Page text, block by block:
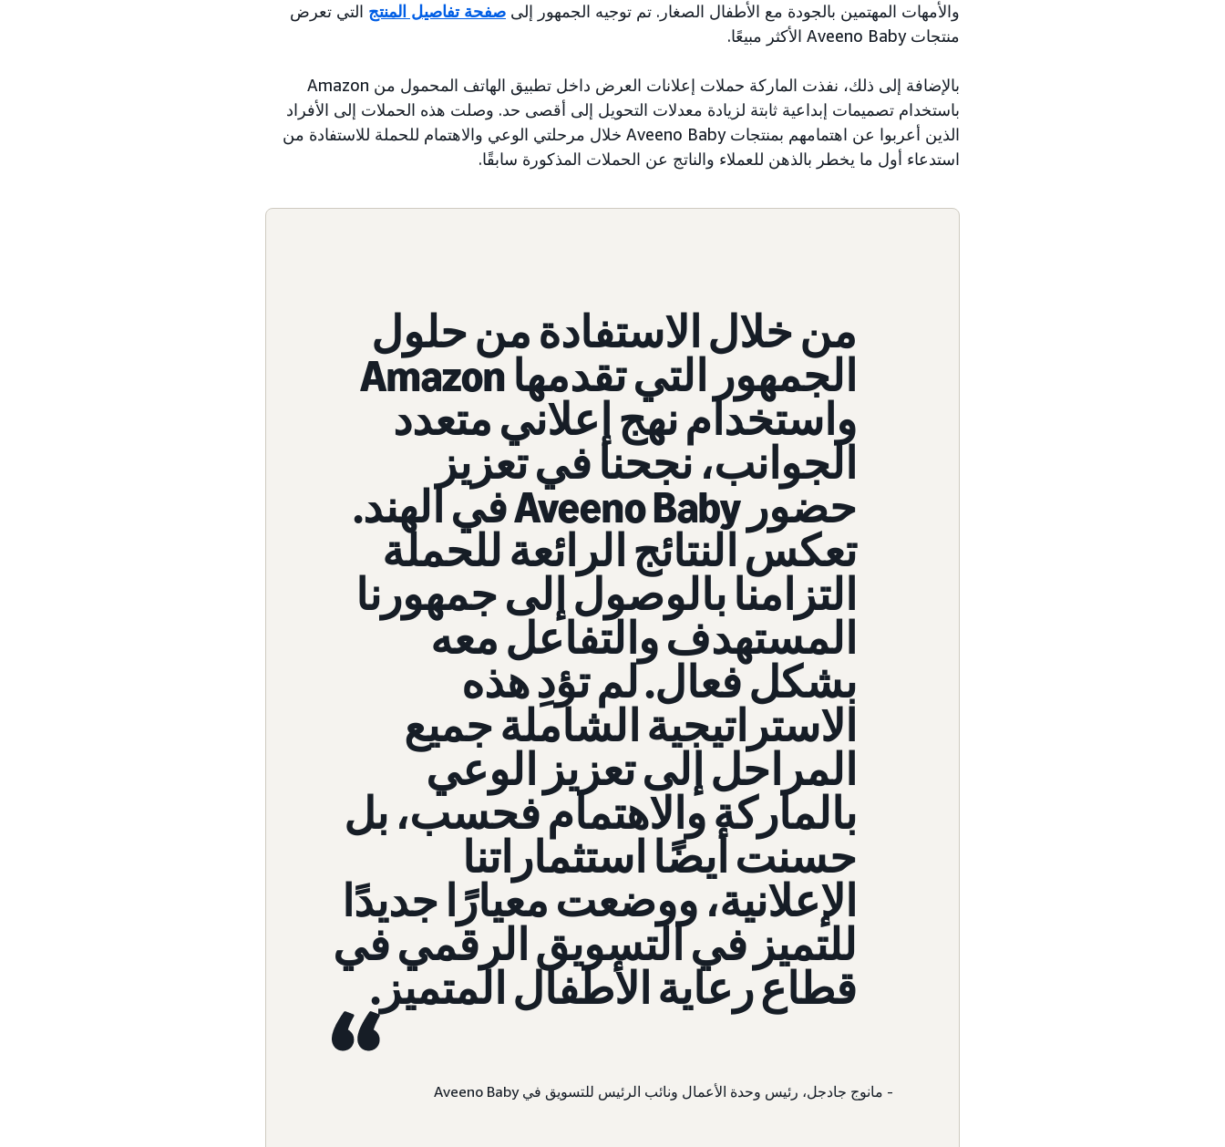
والأمهات المهتمين بالجودة مع الأطفال الصغار. تم توجيه الجمهور إلى صفحة تفاصيل المنتج التي تعرض
منتجات Aveeno Baby الأكثر مبيعًا.
بالإضافة إلى ذلك، نفذت الماركة حملات إعلانات العرض داخل تطبيق الهاتف المحمول من Amazon
باستخدام تصميمات إبداعية ثابتة لزيادة معدلات التحويل إلى أقصى حد. وصلت هذه الحملات إلى الأفراد
الذين أعربوا عن اهتمامهم بمنتجات Aveeno Baby خلال مرحلتي الوعي والاهتمام للحملة للاستفادة من
استدعاء أول ما يخطر بالذهن للعملاء والناتج عن الحملات المذكورة سابقًا.
من خلال الاستفادة من حلول
الجمهور التي تقدمها Amazon
واستخدام نهج إعلاني متعدد
الجوانب، نجحنا في تعزيز
حضور Aveeno Baby في الهند.
تعكس النتائج الرائعة للحملة
التزامنا بالوصول إلى جمهورنا
المستهدف والتفاعل معه
بشكل فعال. لم تؤدِ هذه
الاستراتيجية الشاملة جميع
المراحل إلى تعزيز الوعي
بالماركة والاهتمام فحسب، بل
حسنت أيضًا استثماراتنا
الإعلانية، ووضعت معيارًا جديدًا
للتميز في التسويق الرقمي في
قطاع رعاية الأطفال المتميز.
- مانوج جادجل، رئيس وحدة الأعمال ونائب الرئيس للتسويق في Aveeno Baby